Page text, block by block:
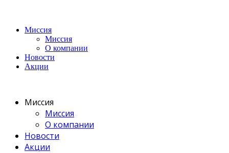
Миссия
Миссия
О компании
Новости
Акции
Миссия
Миссия
О компании
Новости
Акции